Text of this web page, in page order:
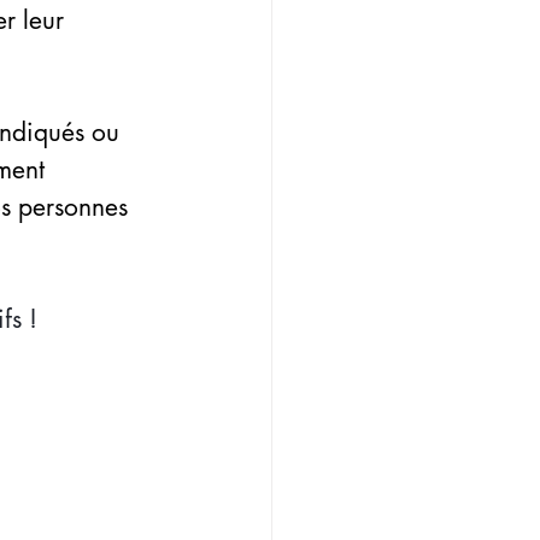
leur
ou
personnes
!